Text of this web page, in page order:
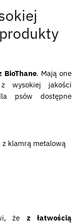
BioThane. Mają one
wysokiej jakości
psów dostępne
klamrą metalową
że z łatwością